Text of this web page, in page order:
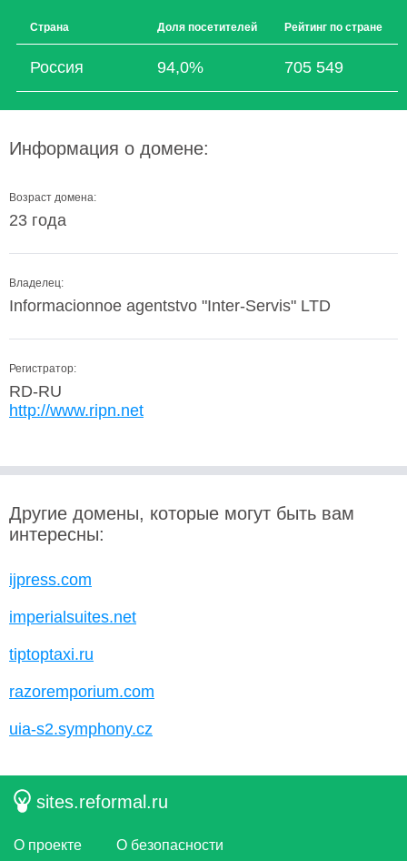
Страна Доля посетителей Рейтинг по стране
Россия 94,0% 705 549
Информация о домене:
Возраст домена:
23 года
Владелец:
Informacionnoe agentstvo "Inter-Servis" LTD
Регистратор:
RD-RU
http://www.ripn.net
Другие домены, которые могут быть вам
интересны:
ijpress.com
imperialsuites.net
tiptoptaxi.ru
razoremporium.com
uia-s2.symphony.cz
sites.reformal.ru
О проекте О безопасности